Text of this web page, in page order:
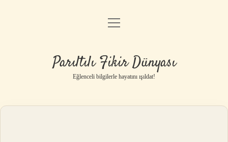
Anasayfa
Yasal Uyarı
menüyü
Parıltılı Fikir Dünyası
Eğlenceli bilgilerle hayatını ışıldat!